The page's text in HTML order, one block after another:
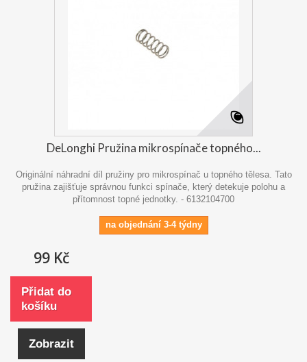
DeLonghi Pružina mikrospínače topného...
Originální náhradní díl pružiny pro mikrospínač u topného tělesa. Tato
pružina zajišťuje správnou funkci spínače, který detekuje polohu a
přítomnost topné jednotky. - 6132104700
na objednání 3-4 týdny
99 Kč
Přidat do
košíku
Zobrazit